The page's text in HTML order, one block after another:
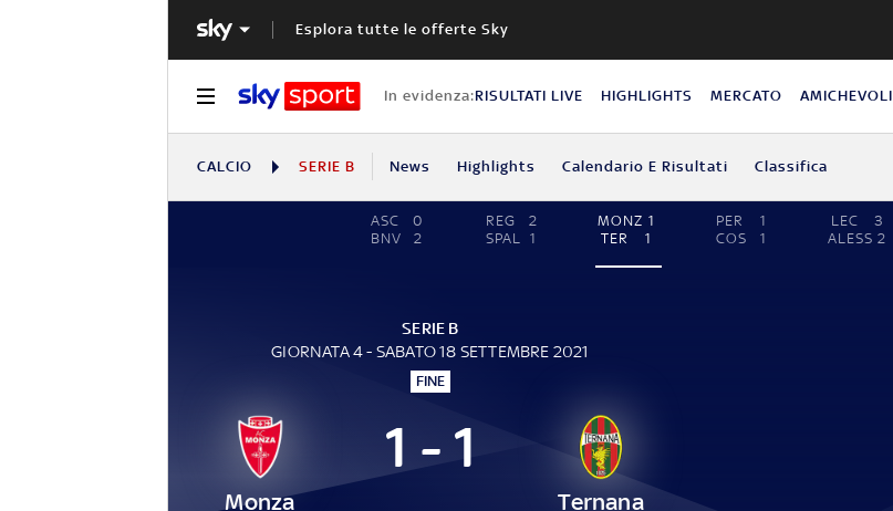
Esplora tutte le offerte Sky
In evidenza:RISULTATI LIVE HIGHLIGHTS MERCATO AMICHEVOLI
CALCIO SERIE B News Highlights Calendario E Risultati Classifica
ASC
0
BNV
2
REG
2
SPAL
1
MONZ 1
TER
1
PER
1
COS
1
LEC
3
ALESS 2
SERIE B
GIORNATA 4 - SABATO 18 SETTEMBRE 2021
FINE
Monza
1 - 1
Ternana